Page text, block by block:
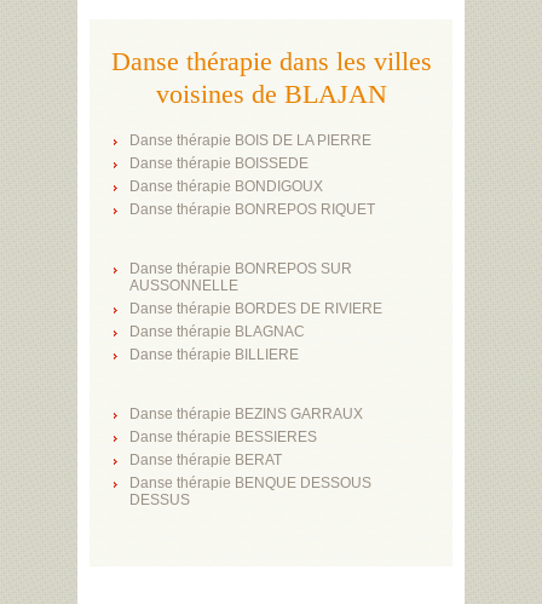
Danse thérapie dans les villes
voisines de BLAJAN
Danse thérapie BOIS DE LA PIERRE
Danse thérapie BOISSEDE
Danse thérapie BONDIGOUX
Danse thérapie BONREPOS RIQUET
Danse thérapie BONREPOS SUR
AUSSONNELLE
Danse thérapie BORDES DE RIVIERE
Danse thérapie BLAGNAC
Danse thérapie BILLIERE
Danse thérapie BEZINS GARRAUX
Danse thérapie BESSIERES
Danse thérapie BERAT
Danse thérapie BENQUE DESSOUS
DESSUS